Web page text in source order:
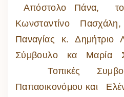
Απόστολο Πάνα,
Κωνσταντίνο
Παναγίας κ. Δημήτριο
Σύμβουλο κα Μαρία
Τοπικές
Παπαοικονόμου και